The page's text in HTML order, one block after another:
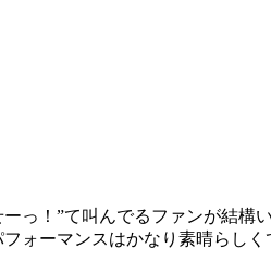
っ！”て叫んでるファンが結構
ォーマンスはかなり素晴らしく